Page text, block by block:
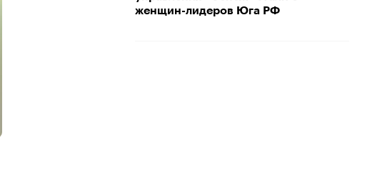
женщин-лидеров Юга РФ